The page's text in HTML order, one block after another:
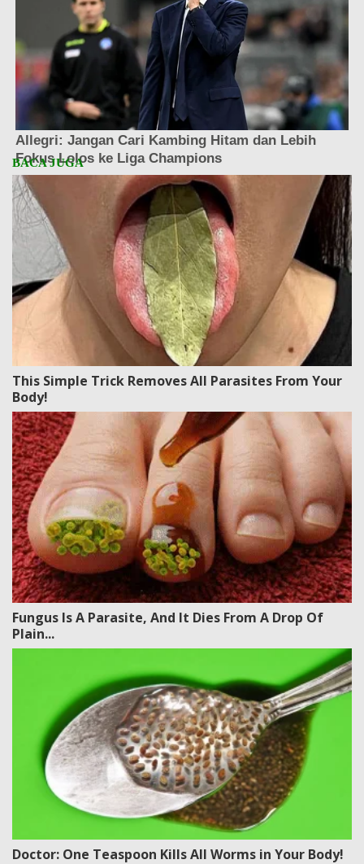
This Simple Trick Removes All Parasites From Your
Body!
Fungus Is A Parasite, And It Dies From A Drop Of
Plain...
Doctor: One Teaspoon Kills All Worms in Your Body!